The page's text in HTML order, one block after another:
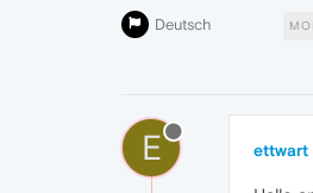
Deutsch
E ettwart